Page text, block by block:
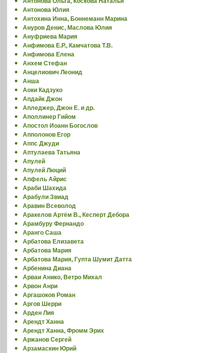
Антонова Юлия
Антохина Инна, Боннеманн Марина
Ануров Денис, Маслова Юлия
Ануфриева Мария
Анфимова Е.Р., Камчатова Т.В.
Анфимова Елена
Анхем Стефан
Анцелиович Леонид
Анша
Аоки Кадзуко
Апдайк Джон
Апледжер, Джон Е. и др.
Аполлинер Гийом
Апостол Иоанн Богослов
Апполонов Егор
Аппс Джуди
Аптулаева Татьяна
Апулей
Апулей Люций
Апфель Айрис
Араби Шахида
Арабули Звиад
Аравин Всеволод
Аракелов Артём В., Кесперт Дебора
Арамбуру Фернандо
Аранго Саша
Арбатова Елизавета
Арбатова Мария
Арбатова Мария, Гупта Шумит Датта
Арбенина Диана
Арваи Анико, Ветро Михал
Арвон Анри
Аргашоков Роман
Аргов Шерри
Арден Лия
Арендт Ханна
Арендт Ханна, Фромм Эрих
Аржанов Сергей
Арзамаскин Юрий